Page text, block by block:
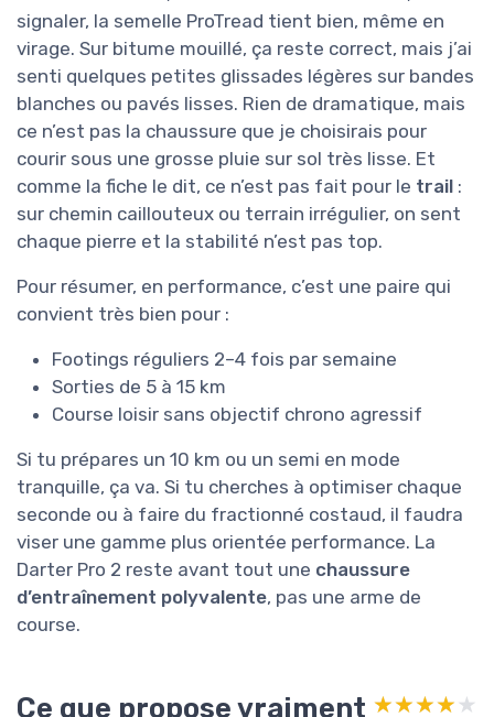
signaler, la semelle ProTread tient bien, même en
virage. Sur bitume mouillé, ça reste correct, mais j’ai
senti quelques petites glissades légères sur bandes
blanches ou pavés lisses. Rien de dramatique, mais
ce n’est pas la chaussure que je choisirais pour
courir sous une grosse pluie sur sol très lisse. Et
comme la fiche le dit, ce n’est pas fait pour le trail :
sur chemin caillouteux ou terrain irrégulier, on sent
chaque pierre et la stabilité n’est pas top.
Pour résumer, en performance, c’est une paire qui
convient très bien pour :
Footings réguliers 2–4 fois par semaine
Sorties de 5 à 15 km
Course loisir sans objectif chrono agressif
Si tu prépares un 10 km ou un semi en mode
tranquille, ça va. Si tu cherches à optimiser chaque
seconde ou à faire du fractionné costaud, il faudra
viser une gamme plus orientée performance. La
Darter Pro 2 reste avant tout une chaussure
d’entraînement polyvalente, pas une arme de
course.
Ce que propose vraiment ★★★★★
★★★★★